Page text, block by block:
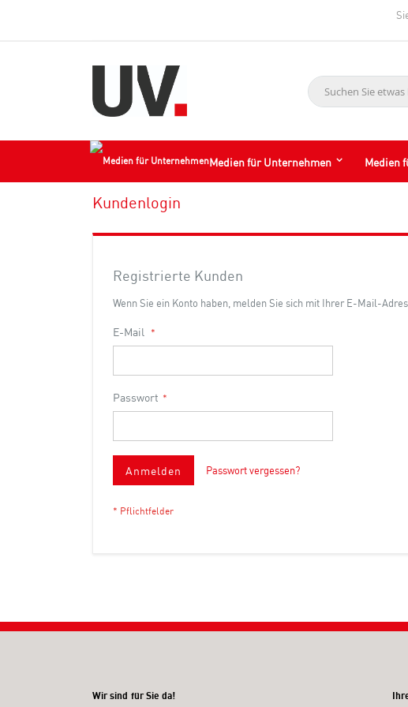
Suche
Medien für Unternehmen Medien
Kundenlogin
Registrierte Kunden
Wenn Sie ein Konto haben, melden Sie sich mit Ihrer E-Mail-
E-Mail
Passwort
Anmelden Passwort vergessen?
Wir sind für Sie da!